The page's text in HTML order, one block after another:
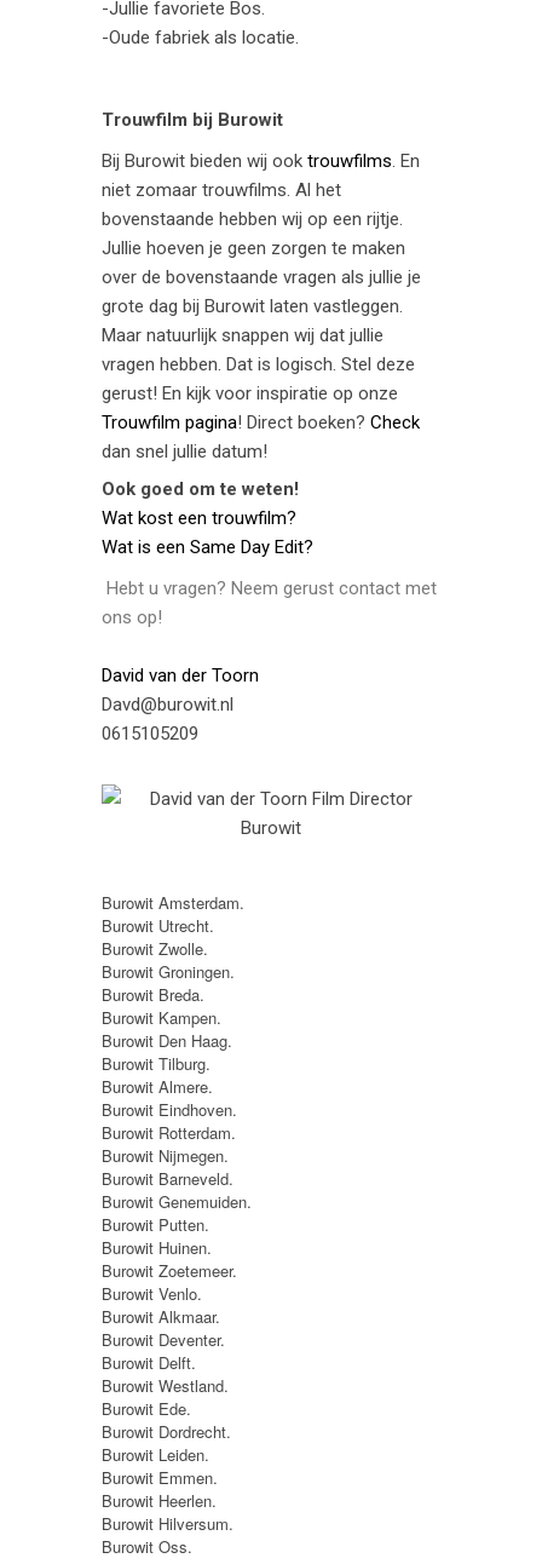
-Jullie favoriete Bos.
-Oude fabriek als locatie.
Trouwfilm bij Burowit
Bij Burowit bieden wij ook trouwfilms. En
niet zomaar trouwfilms. Al het
bovenstaande hebben wij op een rijtje.
Jullie hoeven je geen zorgen te maken
over de bovenstaande vragen als jullie je
grote dag bij Burowit laten vastleggen.
Maar natuurlijk snappen wij dat jullie
vragen hebben. Dat is logisch. Stel deze
gerust! En kijk voor inspiratie op onze
Trouwfilm pagina! Direct boeken? Check
dan snel jullie datum!
Ook goed om te weten!
Wat kost een trouwfilm?
Wat is een Same Day Edit?
Hebt u vragen? Neem gerust contact met
ons op!
David van der Toorn
Davd@burowit.nl
0615105209
Burowit Amsterdam.
Burowit Utrecht.
Burowit Zwolle.
Burowit Groningen.
Burowit Breda.
Burowit Kampen.
Burowit Den Haag.
Burowit Tilburg.
Burowit Almere.
Burowit Eindhoven.
Burowit Rotterdam.
Burowit Nijmegen.
Burowit Barneveld.
Burowit Genemuiden.
Burowit Putten.
Burowit Huinen.
Burowit Zoetemeer.
Burowit Venlo.
Burowit Alkmaar.
Burowit Deventer.
Burowit Delft.
Burowit Westland.
Burowit Ede.
Burowit Dordrecht.
Burowit Leiden.
Burowit Emmen.
Burowit Heerlen.
Burowit Hilversum.
Burowit Oss.